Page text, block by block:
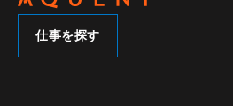
仕事を探す